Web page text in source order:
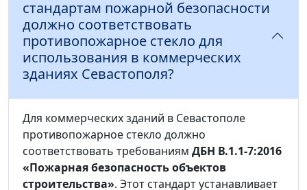
стандартам пожарной безопасности
должно соответствовать
противопожарное стекло для
использования в коммерческих
зданиях Севастополя?
Для коммерческих зданий в Севастополе
противопожарное стекло должно
соответствовать требованиям ДБН В.1.1-7:2016
«Пожарная безопасность объектов
строительства». Этот стандарт устанавливает